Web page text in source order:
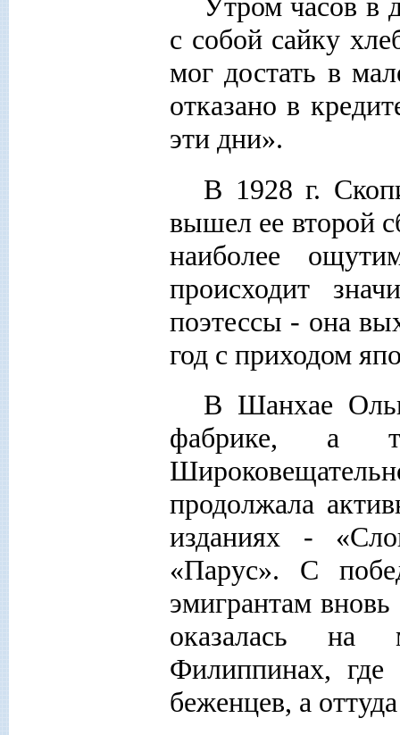
Утром часов в
с собой сайку
мог достать в
отказано в
эти дни».
В 1928 г.
вышел ее второй
наиболее
происходит
поэтессы - она
год с приходом
В Шанхае
фабрике, а
продолжала
изданиях -
«Парус». С
эмигрантам
оказалась на
Филиппинах, где
беженцев, а